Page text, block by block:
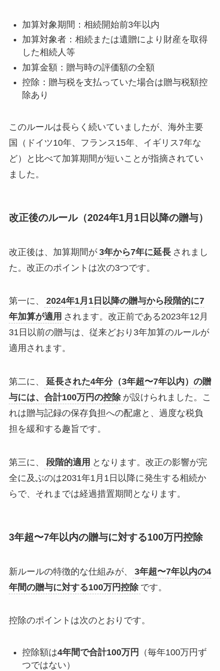
加算対象期間：相続開始前3年以内
加算対象者：相続または遺贈により財産を取得
した相続人等
加算金額：贈与時の評価額の全額
控除：贈与税を支払っていた場合は贈与税額控
除あり
このルールは長らく続いていましたが、海外主要
国（ドイツ10年、フランス15年、イギリス7年な
ど）と比べて加算期間が短いことが指摘されてい
ました。
改正後のルール（2024年1月1日以降の贈与）
改正後は、加算期間が 3年から7年に延長 されまし
た。改正のポイントは次の3つです。
第一に、
2024年1月1日以降の贈与から段階的に7
年加算が適用 されます。改正前である2023年12月
31日以前の贈与は、従来どおり3年加算のルールが
適用されます。
第二に、
延長された4年分（3年超〜7年以内）の贈
与には、合計100万円の控除 が設けられました。こ
れは贈与記録の保存負担への配慮と、過度な税負
担を緩和する趣旨です。
第三に、 段階的適用 となります。改正の影響が完
全に及ぶのは2031年1月1日以降に発生する相続か
らで、それまでは経過措置期間となります。
3年超〜7年以内の贈与に対する100万円控除
新ルールの特徴的な仕組みが、
3年超〜7年以内の4
年間の贈与に対する100万円控除 です。
控除のポイントは次のとおりです。
控除額は4年間で合計100万円
（毎年100万円ず
つではない）